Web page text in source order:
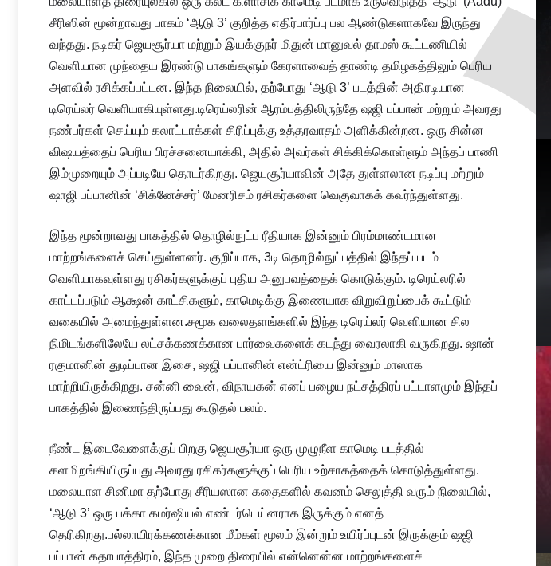
சீரிஸின் மூன்றாவது பாகம் ‘ஆடு 3’ குறித்த எதிர்பார்ப்பு பல ஆண்டுகளாகவே இருந்து
வந்தது. நடிகர் ஜெயசூர்யா மற்றும் இயக்குநர் மிதுன் மானுவல் தாமஸ் கூட்டணியில்
வெளியான முந்தைய இரண்டு பாகங்களும் கேரளாவைத் தாண்டி தமிழகத்திலும் பெரிய
அளவில் ரசிக்கப்பட்டன. இந்த நிலையில், தற்போது ‘ஆடு 3’ படத்தின் அதிரடியான
டிரெய்லர் வெளியாகியுள்ளது.டிரெய்லரின் ஆரம்பத்திலிருந்தே ஷஜி பப்பான் மற்றும் அவரது
நண்பர்கள் செய்யும் கலாட்டாக்கள் சிரிப்புக்கு உத்தரவாதம் அளிக்கின்றன. ஒரு சின்ன
விஷயத்தைப் பெரிய பிரச்சனையாக்கி, அதில் அவர்கள் சிக்கிக்கொள்ளும் அந்தப் பாணி
இம்முறையும் அப்படியே தொடர்கிறது. ஜெயசூர்யாவின் அதே துள்ளலான நடிப்பு மற்றும்
ஷாஜி பப்பானின் ‘சிக்னேச்சர்’ மேனரிசம் ரசிகர்களை வெகுவாகக் கவர்ந்துள்ளது.
இந்த மூன்றாவது பாகத்தில் தொழில்நுட்ப ரீதியாக இன்னும் பிரம்மாண்டமான
மாற்றங்களைச் செய்துள்ளனர். குறிப்பாக, 3டி தொழில்நுட்பத்தில் இந்தப் படம்
வெளியாகவுள்ளது ரசிகர்களுக்குப் புதிய அனுபவத்தைக் கொடுக்கும். டிரெய்லரில்
காட்டப்படும் ஆக்ஷன் காட்சிகளும், காமெடிக்கு இணையாக விறுவிறுப்பைக் கூட்டும்
வகையில் அமைந்துள்ளன.சமூக வலைதளங்களில் இந்த டிரெய்லர் வெளியான சில
நிமிடங்களிலேயே லட்சக்கணக்கான பார்வைகளைக் கடந்து வைரலாகி வருகிறது. ஷான்
ரகுமானின் துடிப்பான இசை, ஷஜி பப்பானின் என்ட்ரியை இன்னும் மாஸாக
மாற்றியிருக்கிறது. சன்னி வைன், விநாயகன் எனப் பழைய நட்சத்திரப் பட்டாளமும் இந்தப்
பாகத்தில் இணைந்திருப்பது கூடுதல் பலம்.
நீண்ட இடைவேளைக்குப் பிறகு ஜெயசூர்யா ஒரு முழுநீள காமெடி படத்தில்
களமிறங்கியிருப்பது அவரது ரசிகர்களுக்குப் பெரிய உற்சாகத்தைக் கொடுத்துள்ளது.
மலையாள சினிமா தற்போது சீரியஸான கதைகளில் கவனம் செலுத்தி வரும் நிலையில்,
‘ஆடு 3’ ஒரு பக்கா கமர்ஷியல் எண்டர்டெய்னராக இருக்கும் எனத்
தெரிகிறது.பல்லாயிரக்கணக்கான மீம்கள் மூலம் இன்றும் உயிர்ப்புடன் இருக்கும் ஷஜி
பப்பான் கதாபாத்திரம், இந்த முறை திரையில் என்னென்ன மாற்றங்களைச்